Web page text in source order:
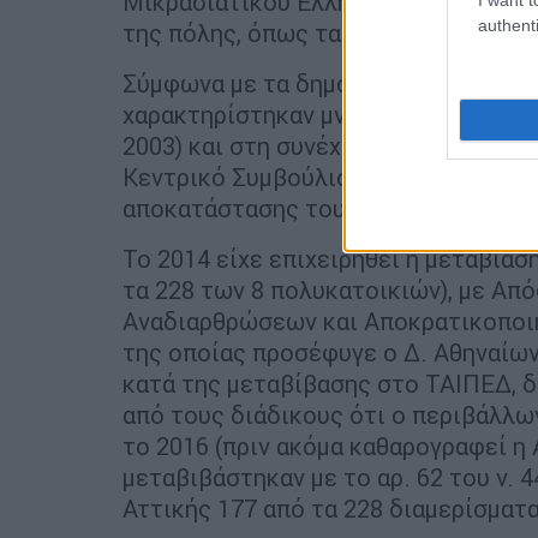
της πόλης, όπως τα γεγονότα του
Σύμφωνα με τα δημοσίως διαθέσιμα
χαρακτηρίστηκαν μνημεία με
2003) και στη συνέχεια οι
Κεντρικό Συμβούλιο Νεωτέρων
αποκατάστασης του συγκροτήματος.
Το 2014 είχε επιχειρηθεί η
τα 228 των 8 πολυκατοικιών), με
Αναδιαρθρώσεων και
της οποίας προσέφυγε ο Δ.
κατά της μεταβίβασης στο ΤΑΙΠΕΔ,
από τους διάδικους ότι ο
το 2016 (πριν ακόμα καθαρογραφεί
μεταβιβάστηκαν με το αρ. 62 του ν.
Αττικής 177 από τα 228